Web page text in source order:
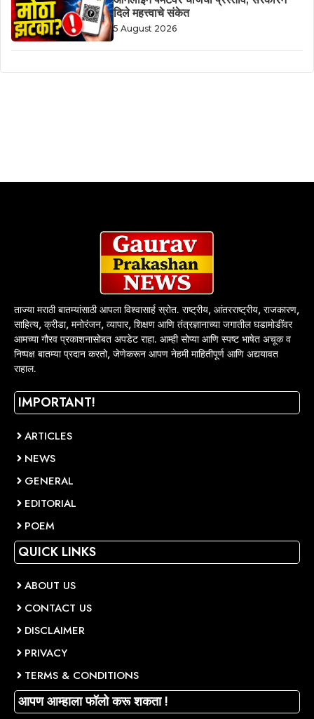
दिले महत्त्वाचे संकेत
5 August 2026
ताज्या मराठी बातम्यांसाठी आपला विश्वासार्ह स्रोत. राष्ट्रीय, आंतरराष्ट्रीय, राजकारण,
साहित्य, क्रीडा, मनोरंजन, व्यापार, शिक्षण आणि तंत्रज्ञानाच्या जगातील घडामोडींवर
आमच्या गौरव प्रकाशनासोबत अपडेट राहा. आम्ही सोप्या आणि स्पष्ट भाषेत अचूक व
निष्पक्ष बातम्या प्रदान करतो, जेणेकरून आपण नेहमी माहितीपूर्ण आणि अद्ययावत
राहाल.
IMPORTANT!
ARTICLES
NEWS
GENERAL
EDITORIAL
POEM
QUICK LINKS
ABOUT US
CONTACT US
DISCLAIMER
PRIVACY
TERMS & CONDITIONS
आपण आम्हाला फॉलो करू शकता !